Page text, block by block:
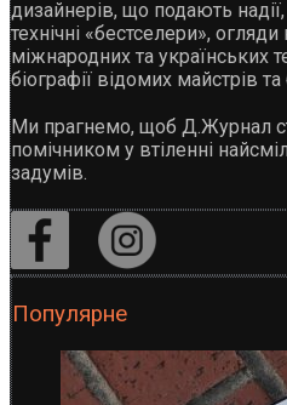
дизайнерів, що подають надії,
технічні «бестселери»,
міжнародних та українських
біографії відомих майстрів
Ми прагнемо, щоб Д.Журнал
помічником у втіленні
задумів.
Популярне